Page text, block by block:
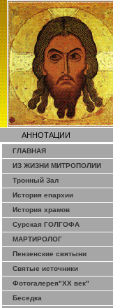
АННОТАЦИИ
ГЛАВНАЯ
ИЗ ЖИЗНИ МИТРОПОЛИИ
Тронный Зал
История епархии
История храмов
Сурская ГОЛГОФА
МАРТИРОЛОГ
Пензенские святыни
Святые источники
Фотогалерея"ХХ век"
Беседка